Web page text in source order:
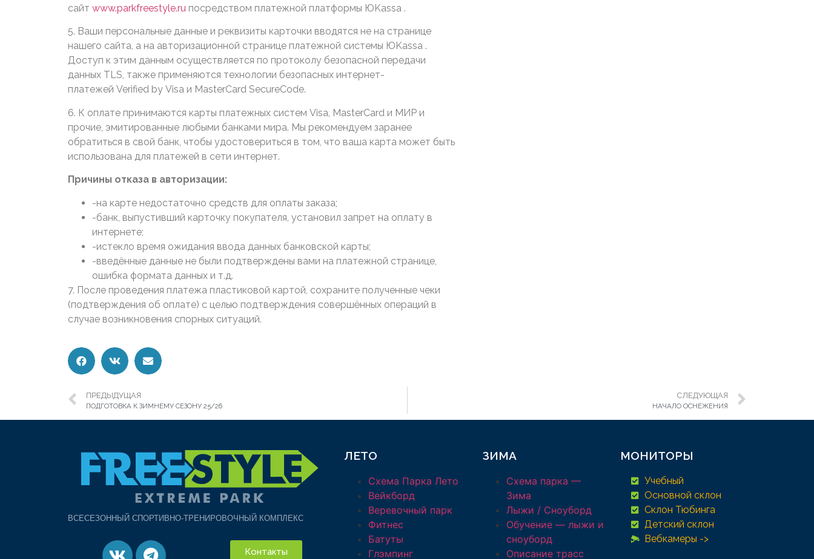
сайт www.parkfreestyle.ru посредством платежной платформы ЮKassa .
5. Ваши персональные данные и реквизиты карточки вводятся не на странице
нашего сайта, а на авторизационной странице платежной системы ЮKassa .
Доступ к этим данным осуществляется по протоколу безопасной передачи
данных TLS, также применяются технологии безопасных интернет-
платежей Verified by Visa и MasterCard SecureСode.
6. К оплате принимаются карты платежных систем Visa, MasterCard и МИР и
прочие, эмитированные любыми банками мира. Мы рекомендуем заранее
обратиться в свой банк, чтобы удостовериться в том, что ваша карта может быть
использована для платежей в сети интернет.
Причины отказа в авторизации:
-на карте недостаточно средств для оплаты заказа;
-банк, выпустивший карточку покупателя, установил запрет на оплату в
интернете;
-истекло время ожидания ввода данных банковской карты;
-введённые данные не были подтверждены вами на платежной странице,
ошибка формата данных и т.д.
7. После проведения платежа пластиковой картой, сохраните полученные чеки
(подтверждения об оплате) с целью подтверждения совершённых операций в
случае возникновения спорных ситуаций.
ПРЕДЫДУЩАЯ
ПОДГОТОВКА К ЗИМНЕМУ СЕЗОНУ 25/26
СЛЕДУЮЩАЯ
НАЧАЛО ОСНЕЖЕНИЯ
ВСЕСЕЗОННЫЙ СПОРТИВНО-ТРЕНИРОВОЧНЫЙ КОМПЛЕКС
Контакты
ЛЕТО
Схема Парка Лето
Вейкборд
Веревочный парк
Фитнес
Батуты
Глэмпинг
ЗИМА
Схема парка —
Зима
Лыжи / Сноуборд
Обучение — лыжи и
сноуборд
Описание трасс
МОНИТОРЫ
Учебный
Основной склон
Склон Тюбинга
Детский склон
Вебкамеры ->